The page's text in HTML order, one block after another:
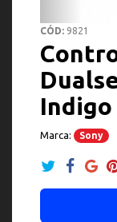
CÓD: 9821
Indigo
Marca: Sony